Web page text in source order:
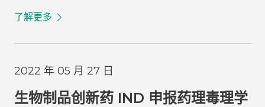
了解更多
2022 年 05 月 27 日
生物制品创新药 IND 申报药理毒理学